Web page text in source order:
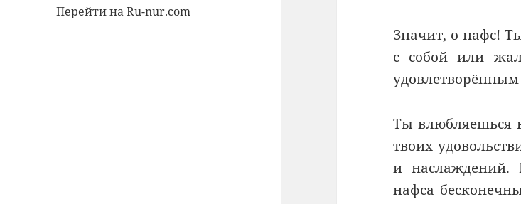
Перейти на Ru-nur.com
Значит, о нафс!
с собой или
удовлетворённым
Ты влюбляешься
твоих
и наслаждений.
нафса